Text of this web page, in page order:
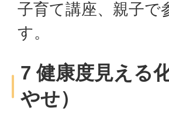
子育て講座、親子
す。
7 健康度見える
やせ）